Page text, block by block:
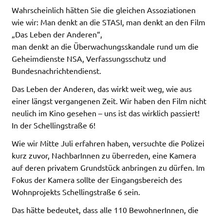
Wahrscheinlich hätten Sie die gleichen Assoziationen
wie wir: Man denkt an die STASI, man denkt an den Film
„Das Leben der Anderen“,
man denkt an die Überwachungsskandale rund um die
Geheimdienste NSA, Verfassungsschutz und
Bundesnachrichtendienst.
Das Leben der Anderen, das wirkt weit weg, wie aus
einer längst vergangenen Zeit. Wir haben den Film nicht
neulich im Kino gesehen – uns ist das wirklich passiert!
In der Schellingstraße 6!
Wie wir Mitte Juli erfahren haben, versuchte die Polizei
kurz zuvor, NachbarInnen zu überreden, eine Kamera
auf deren privatem Grundstück anbringen zu dürfen. Im
Fokus der Kamera sollte der Eingangsbereich des
Wohnprojekts Schellingstraße 6 sein.
Das hätte bedeutet, dass alle 110 BewohnerInnen, die